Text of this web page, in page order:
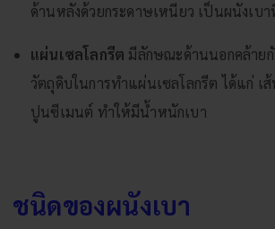
ด้านหลังด้วยกระดาษเหนียว เป็นผนังเบ
แผ่นเซลโลกรีต มีลักษณะด้านนอกคล้าย
วัตถุดิบในการทำแผ่นเซลโลกรีต ได้แก่ เ
ปูนซีเมนต์ ทำให้มีน้ำหนักเบา
ชนิดของผนังเบา